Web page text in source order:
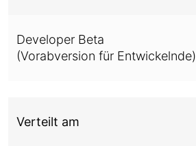
Developer Beta
(Vorabversion für Entwickelnde)
Verteilt am